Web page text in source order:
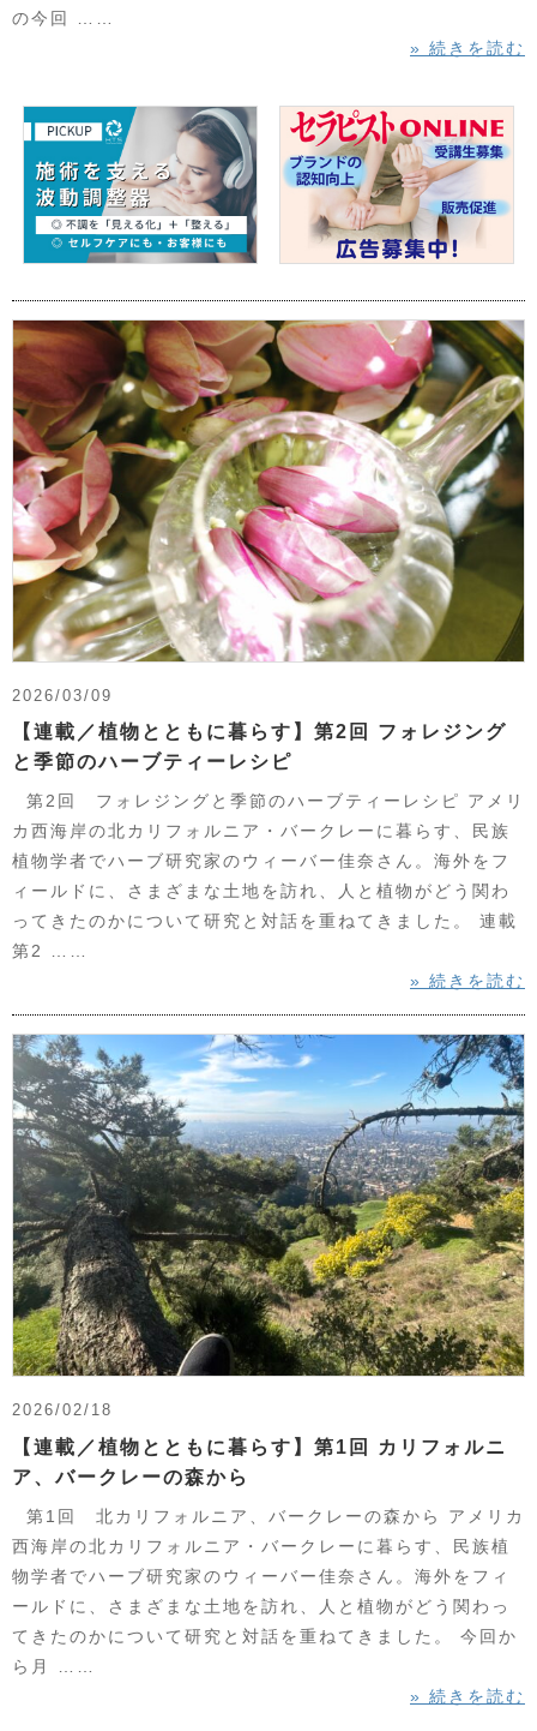
の今回 ……
» 続きを読む
2026/03/09
【連載／植物とともに暮らす】第2回 フォレジング
と季節のハーブティーレシピ
第2回 フォレジングと季節のハーブティーレシピ アメリ
カ西海岸の北カリフォルニア・バークレーに暮らす、民族
植物学者でハーブ研究家のウィーバー佳奈さん。海外をフ
ィールドに、さまざまな土地を訪れ、人と植物がどう関わ
ってきたのかについて研究と対話を重ねてきました。 連載
第2 ……
» 続きを読む
2026/02/18
【連載／植物とともに暮らす】第1回 カリフォルニ
ア、バークレーの森から
第1回 北カリフォルニア、バークレーの森から アメリカ
西海岸の北カリフォルニア・バークレーに暮らす、民族植
物学者でハーブ研究家のウィーバー佳奈さん。海外をフィ
ールドに、さまざまな土地を訪れ、人と植物がどう関わっ
てきたのかについて研究と対話を重ねてきました。 今回か
ら月 ……
» 続きを読む